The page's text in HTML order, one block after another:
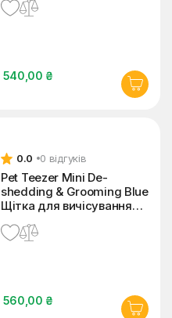
собак
540,00 ₴
0.0 0 відгуків
Pet Teezer Mini De-
shedding & Grooming Blue
Щітка для вичісування
560,00 ₴